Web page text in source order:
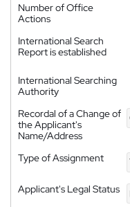
Number of Office
Actions
International Search
Report is established
International Searching
Authority
Recordal of a Change of
the Applicant's
Name/Address
Type of Assignment
Applicant's Legal Status